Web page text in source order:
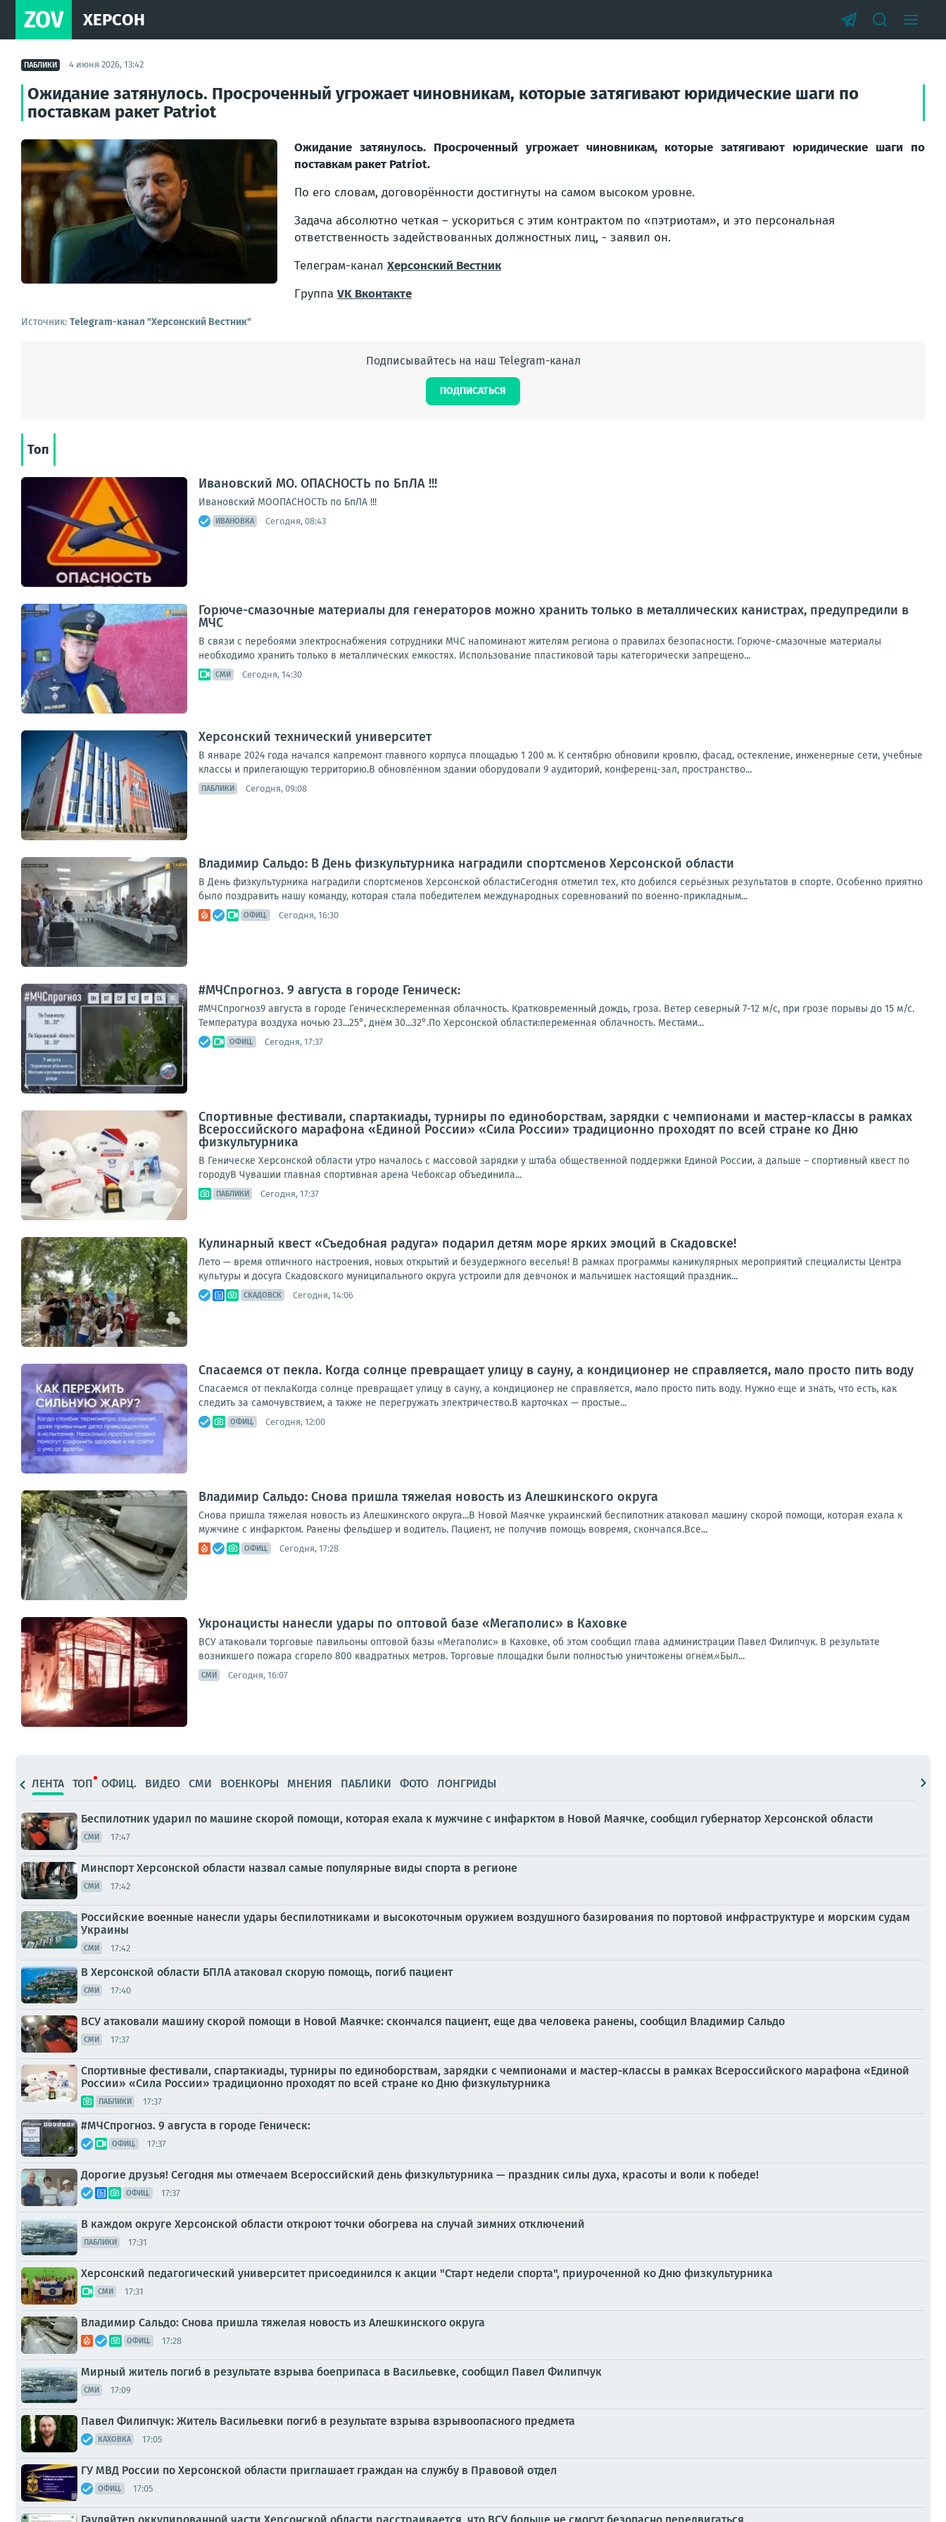
ZOV ХЕРСОН
ПАБЛИКИ 4 июня 2026, 13:42
Ожидание затянулось. Просроченный угрожает чиновникам, которые затягивают юридические шаги по
поставкам ракет Patriot
Ожидание затянулось. Просроченный угрожает чиновникам, которые затягивают юридические шаги по
поставкам ракет Patriot.
По его словам, договорённости достигнуты на самом высоком уровне.
Задача абсолютно четкая – ускориться с этим контрактом по «пэтриотам», и это персональная
ответственность задействованных должностных лиц, - заявил он.
Телеграм-канал Херсонский Вестник
Группа VK Вконтакте
Источник: Telegram-канал "Херсонский Вестник"
Подписывайтесь на наш Telegram-канал
ПОДПИСАТЬСЯ
Топ
Ивановский МО. ОПАСНОСТЬ по БпЛА !!!
Ивановский МООПАСНОСТЬ по БпЛА !!!
ИВАНОВКА Сегодня, 08:43
Горюче-смазочные материалы для генераторов можно хранить только в металлических канистрах, предупредили в
МЧС
В связи с перебоями электроснабжения сотрудники МЧС напоминают жителям региона о правилах безопасности. Горюче-смазочные материалы
необходимо хранить только в металлических емкостях. Использование пластиковой тары категорически запрещено...
СМИ Сегодня, 14:30
Херсонский технический университет
В январе 2024 года начался капремонт главного корпуса площадью 1 200 м. К сентябрю обновили кровлю, фасад, остекление, инженерные сети, учебные
классы и прилегающую территорию.В обновлённом здании оборудовали 9 аудиторий, конференц-зал, пространство...
ПАБЛИКИ Сегодня, 09:08
Владимир Сальдо: В День физкультурника наградили спортсменов Херсонской области
В День физкультурника наградили спортсменов Херсонской областиСегодня отметил тех, кто добился серьёзных результатов в спорте. Особенно приятно
было поздравить нашу команду, которая стала победителем международных соревнований по военно-прикладным...
ОФИЦ. Сегодня, 16:30
#МЧСпрогноз. 9 августа в городе Геническ:
#МЧСпрогноз9 августа в городе Геническ:переменная облачность. Кратковременный дождь, гроза. Ветер северный 7-12 м/с, при грозе порывы до 15 м/с.
Температура воздуха ночью 23...25°, днём 30...32°.По Херсонской области:переменная облачность. Местами...
ОФИЦ. Сегодня, 17:37
Спортивные фестивали, спартакиады, турниры по единоборствам, зарядки с чемпионами и мастер-классы в рамках
Всероссийского марафона «Единой России» «Сила России» традиционно проходят по всей стране ко Дню
физкультурника
В Геническе Херсонской области утро началось с массовой зарядки у штаба общественной поддержки Единой России, а дальше – спортивный квест по
городуВ Чувашии главная спортивная арена Чебоксар объединила...
ПАБЛИКИ Сегодня, 17:37
Кулинарный квест «Съедобная радуга» подарил детям море ярких эмоций в Скадовске!
Лето — время отличного настроения, новых открытий и безудержного веселья! В рамках программы каникулярных мероприятий специалисты Центра
культуры и досуга Скадовского муниципального округа устроили для девчонок и мальчишек настоящий праздник...
СКАДОВСК Сегодня, 14:06
Спасаемся от пекла. Когда солнце превращает улицу в сауну, а кондиционер не справляется, мало просто пить воду
Спасаемся от пеклаКогда солнце превращает улицу в сауну, а кондиционер не справляется, мало просто пить воду. Нужно еще и знать, что есть, как
следить за самочувствием, а также не перегружать электричество.В карточках — простые...
ОФИЦ. Сегодня, 12:00
Владимир Сальдо: Снова пришла тяжелая новость из Алешкинского округа
Снова пришла тяжелая новость из Алешкинского округа...В Новой Маячке украинский беспилотник атаковал машину скорой помощи, которая ехала к
мужчине с инфарктом. Ранены фельдшер и водитель. Пациент, не получив помощь вовремя, скончался.Все...
ОФИЦ. Сегодня, 17:28
Укронацисты нанесли удары по оптовой базе «Мегаполис» в Каховке
ВСУ атаковали торговые павильоны оптовой базы «Мегаполис» в Каховке, об этом сообщил глава администрации Павел Филипчук. В результате
возникшего пожара сгорело 800 квадратных метров. Торговые площадки были полностью уничтожены огнём.«Был...
СМИ Сегодня, 16:07
ЛЕНТА ТОП ОФИЦ. ВИДЕО СМИ ВОЕНКОРЫ МНЕНИЯ ПАБЛИКИ ФОТО ЛОНГРИДЫ
Беспилотник ударил по машине скорой помощи, которая ехала к мужчине с инфарктом в Новой Маячке, сообщил губернатор Херсонской области
СМИ 17:47
Минспорт Херсонской области назвал самые популярные виды спорта в регионе
СМИ 17:42
Российские военные нанесли удары беспилотниками и высокоточным оружием воздушного базирования по портовой инфраструктуре и морским судам
Украины
СМИ 17:42
В Херсонской области БПЛА атаковал скорую помощь, погиб пациент
СМИ 17:40
ВСУ атаковали машину скорой помощи в Новой Маячке: скончался пациент, еще два человека ранены, сообщил Владимир Сальдо
СМИ 17:37
Спортивные фестивали, спартакиады, турниры по единоборствам, зарядки с чемпионами и мастер-классы в рамках Всероссийского марафона «Единой
России» «Сила России» традиционно проходят по всей стране ко Дню физкультурника
ПАБЛИКИ 17:37
#МЧСпрогноз. 9 августа в городе Геническ:
ОФИЦ. 17:37
Дорогие друзья! Сегодня мы отмечаем Всероссийский день физкультурника — праздник силы духа, красоты и воли к победе!
ОФИЦ. 17:37
В каждом округе Херсонской области откроют точки обогрева на случай зимних отключений
ПАБЛИКИ 17:31
Херсонский педагогический университет присоединился к акции "Старт недели спорта", приуроченной ко Дню физкультурника
СМИ 17:31
Владимир Сальдо: Снова пришла тяжелая новость из Алешкинского округа
ОФИЦ. 17:28
Мирный житель погиб в результате взрыва боеприпаса в Васильевке, сообщил Павел Филипчук
СМИ 17:09
Павел Филипчук: Житель Васильевки погиб в результате взрыва взрывоопасного предмета
КАХОВКА 17:05
ГУ МВД России по Херсонской области приглашает граждан на службу в Правовой отдел
ОФИЦ. 17:05